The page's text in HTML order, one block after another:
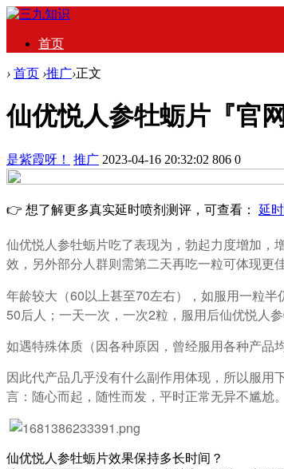
首页
› 首页 ›推广›正文
仙优悦人参牡蛎片『官
是紫霞呀！ 推广 2023-04-16 20:32:02 806 0
👉 想了解更多真实延时喷剂测评，可查看： 延
仙优悦人参牡蛎片吃了表现为，勃起力度增加，
效，另外部分人群则需第二天再吃一粒可体现更
年龄较大（60以上甚至70左右），如服用一粒
50后人；一天一次，一次2粒，服用后仙优悦人
如遇特殊体质（因各种原因，曾经服用各种产品
因此代产品几乎没有什么副作用体现，所以服
言：随心而起，随性而发，平时正常无异不尴尬。
仙优悦人参牡蛎片效果保持多长时间？